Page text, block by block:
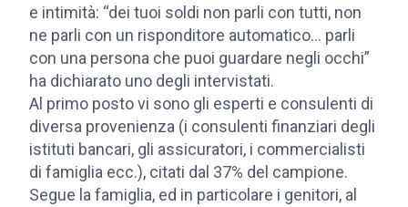
e intimità: “dei tuoi soldi non parli con tutti, non
ne parli con un risponditore automatico… parli
con una persona che puoi guardare negli occhi”
ha dichiarato uno degli intervistati.
Al primo posto vi sono gli esperti e consulenti di
diversa provenienza (i consulenti finanziari degli
istituti bancari, gli assicuratori, i commercialisti
di famiglia ecc.), citati dal 37% del campione.
Segue la famiglia, ed in particolare i genitori, al